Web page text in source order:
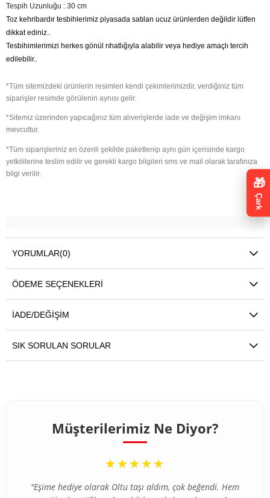
Tespih Uzunluğu : 30 cm
Toz kehribardır tesbihlerimiz piyasada satılan ucuz ürünlerden değildir lütfen
dikkat ediniz..
Tesbihimlerimizi herkes gönül rıhatlığıyla alabilir veya hediye amaçlı tercih
edilebilir..
*Tüm sitemizdeki ürünlerin resimleri kendi çekimlerimizdir, verdiğiniz tüm
siparişler resimde görülenin aynısı gelir.
*Sitemiz üzerinden yapıcağınız tüm alıverişlerde iade ve değişim imkanı
mevcuttur.
*Tüm siparişleriniz en özenli şekilde paketlenip aynı gün içerisinde kargo
yetkililerine teslim edilir ve gerekli kargo bilgileri sms ve mail olarak tarafınıza
bilgi verilir.
YORUMLAR(0)
ÖDEME SEÇENEKLERI
İADE/DEĞIŞIM
SIK SORULAN SORULAR
Müşterilerimiz Ne Diyor?
“
★★★★★
"Eşime hediye olarak Oltu taşı aldım, çok beğendi. Hem
🎁
Çark